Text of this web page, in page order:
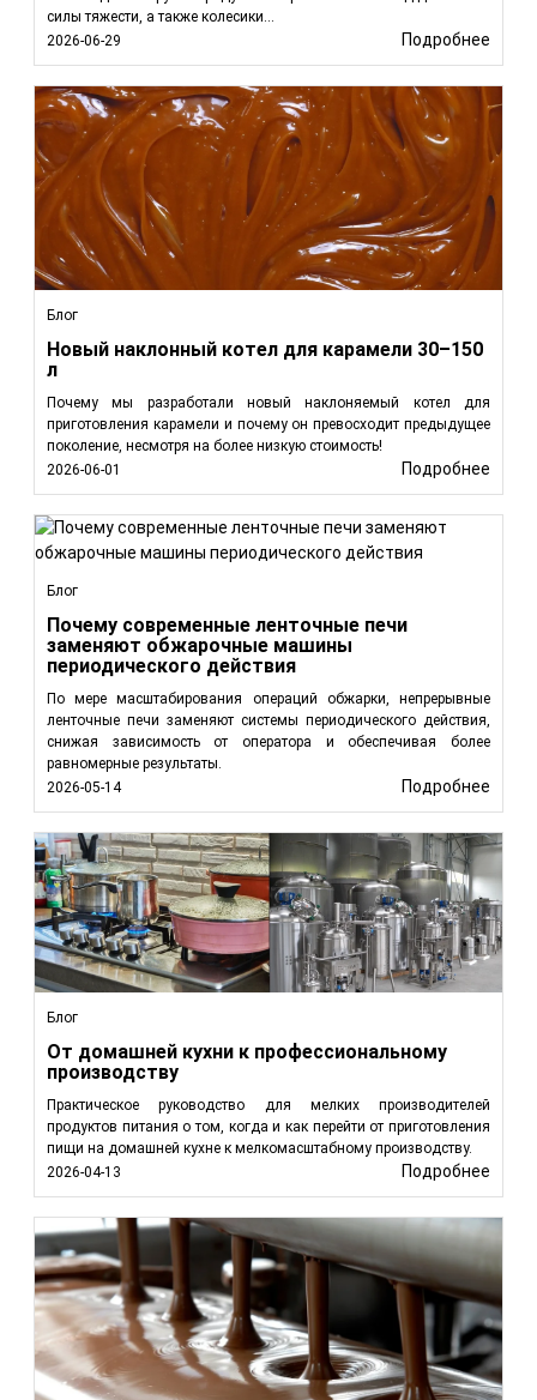
силы тяжести, а также колесики...
2026-06-29
Подробнее
Блог
Новый наклонный котел для карамели 30–150
л
Почему мы разработали новый наклоняемый котел для
приготовления карамели и почему он превосходит предыдущее
поколение, несмотря на более низкую стоимость!
2026-06-01
Подробнее
Блог
Почему современные ленточные печи
заменяют обжарочные машины
периодического действия
По мере масштабирования операций обжарки, непрерывные
ленточные печи заменяют системы периодического действия,
снижая зависимость от оператора и обеспечивая более
равномерные результаты.
2026-05-14
Подробнее
Блог
От домашней кухни к профессиональному
производству
Практическое руководство для мелких производителей
продуктов питания о том, когда и как перейти от приготовления
пищи на домашней кухне к мелкомасштабному производству.
2026-04-13
Подробнее